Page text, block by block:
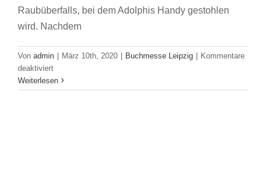
Raubüberfalls, bei dem Adolphis Handy gestohlen
wird. Nachdem
Von admin | März 10th, 2020 | Buchmesse Leipzig | Kommentare
deaktiviertfür
5
Tipps
Weiterlesen